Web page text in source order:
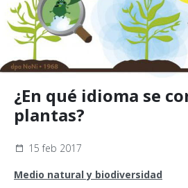
¿En qué idioma se
plantas?
15 feb 2017
Medio natural y biodiversidad